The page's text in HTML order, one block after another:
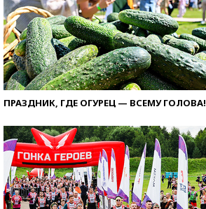
ПРАЗДНИК, ГДЕ ОГУРЕЦ — ВСЕМУ ГОЛОВА!